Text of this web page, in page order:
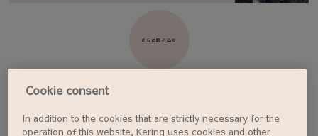
さらに読み込む
ジョブアラートを設定する
Cookie consent
In addition to the cookies that are strictly necessary for the
operation of this website, Kering uses cookies and other